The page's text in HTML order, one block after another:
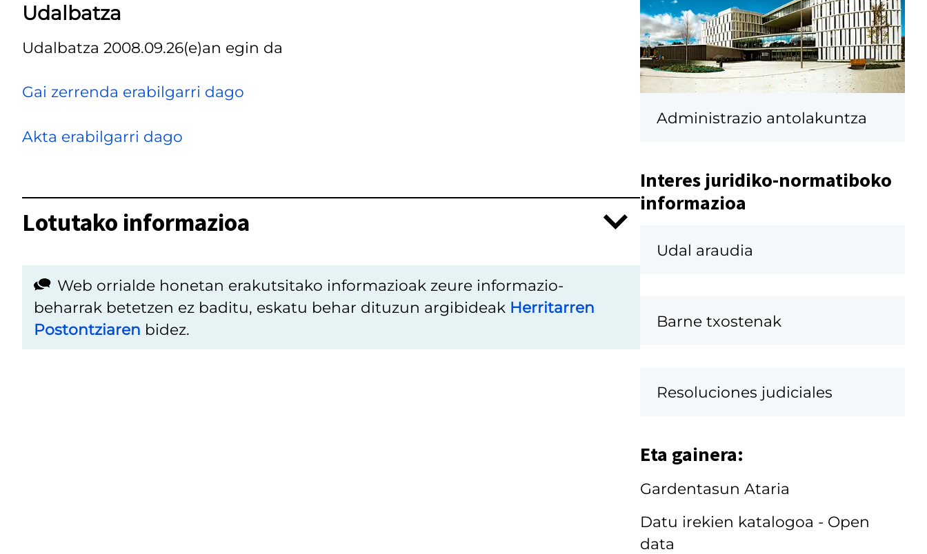
Udalbatza
Udalbatza 2008.09.26(e)an egin da
Gai zerrenda erabilgarri dago
Akta erabilgarri dago
Lotutako informazioa
Web orrialde honetan erakutsitako informazioak zeure informazio-
beharrak betetzen ez baditu, eskatu behar dituzun argibideak Herritarren
Postontziaren bidez.
Administrazio antolakuntza
Interes juridiko-normatiboko
informazioa
Udal araudia
Barne txostenak
Resoluciones judiciales
Eta gainera:
Gardentasun Ataria
Datu irekien katalogoa - Open
data